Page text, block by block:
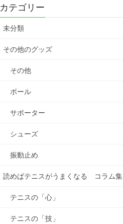
カテゴリー
未分類
その他のグッズ
その他
ボール
サポーター
シューズ
振動止め
読めばテニスがうまくなる コラム集
テニスの「心」
テニスの「技」